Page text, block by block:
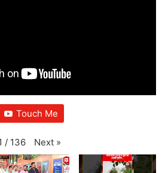
Touch Me
/ 136 Next »